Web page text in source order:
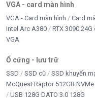
VGA - card màn hình
VGA - Card màn hình Card
Intel Arc A380
RTX 3090 24G
VGA
Ổ cứng - lưu trữ
SSD SSD cũ SSD khuyến
McQuest Raptor 512GB NVMe
USB 128G DATO 3.0 128G